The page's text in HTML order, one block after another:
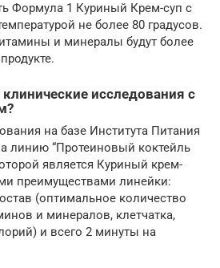
Формула 1 Куриный Крем-суп с
не более 80 градусов.
и минералы будут более
исследования с
на базе Института Питания
линию “Протеиновый коктейль
является Куриный крем-
преимуществами линейки:
(оптимальное количество
и минералов, клетчатка,
и всего 2 минуты на